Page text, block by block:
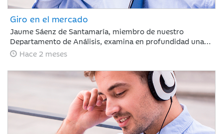
Giro en el mercado
Jaume Sáenz de Santamaría, miembro de nuestro
Departamento de Análisis, examina en profundidad una
semana compleja para los inversores. Tras un mes de
de ligeras caídas y repunte de la volatilidad, un escenario
condicionado por la ausencia de avances comerciales
significativos entre EE. UU. y China, la firme postura de
Pekín respecto a Taiwán y la preocupante prolongación
del conflicto en Oriente Medio, factores que obligan a
evaluar con cautela las dinámicas macroeconómicas
Hace 2 meses